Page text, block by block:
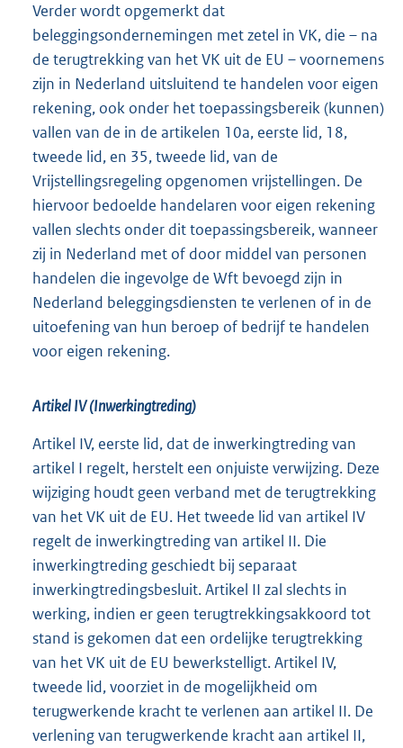
Verder wordt opgemerkt dat
beleggingsondernemingen met zetel in VK, die – na
de terugtrekking van het VK uit de EU – voornemens
zijn in Nederland uitsluitend te handelen voor eigen
rekening, ook onder het toepassingsbereik (kunnen)
vallen van de in de artikelen 10a, eerste lid, 18,
tweede lid, en 35, tweede lid, van de
Vrijstellingsregeling opgenomen vrijstellingen. De
hiervoor bedoelde handelaren voor eigen rekening
vallen slechts onder dit toepassingsbereik, wanneer
zij in Nederland met of door middel van personen
handelen die ingevolge de Wft bevoegd zijn in
Nederland beleggingsdiensten te verlenen of in de
uitoefening van hun beroep of bedrijf te handelen
voor eigen rekening.
Artikel IV (Inwerkingtreding)
Artikel IV, eerste lid, dat de inwerkingtreding van
artikel I regelt, herstelt een onjuiste verwijzing. Deze
wijziging houdt geen verband met de terugtrekking
van het VK uit de EU. Het tweede lid van artikel IV
regelt de inwerkingtreding van artikel II. Die
inwerkingtreding geschiedt bij separaat
inwerkingtredingsbesluit. Artikel II zal slechts in
werking, indien er geen terugtrekkingsakkoord tot
stand is gekomen dat een ordelijke terugtrekking
van het VK uit de EU bewerkstelligt. Artikel IV,
tweede lid, voorziet in de mogelijkheid om
terugwerkende kracht te verlenen aan artikel II. De
verlening van terugwerkende kracht aan artikel II,